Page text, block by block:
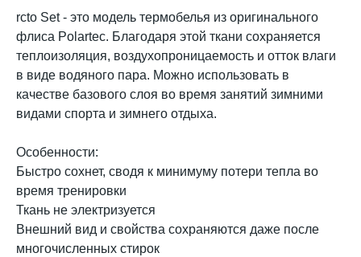
rcto Set - это модель термобелья из оригинального
флиса Polartec. Благодаря этой ткани сохраняется
теплоизоляция, воздухопроницаемость и отток влаги
в виде водяного пара. Можно использовать в
качестве базового слоя во время занятий зимними
видами спорта и зимнего отдыха.
Особенности:
Быстро сохнет, сводя к минимуму потери тепла во
время тренировки
Ткань не электризуется
Внешний вид и свойства сохраняются даже после
многочисленных стирок